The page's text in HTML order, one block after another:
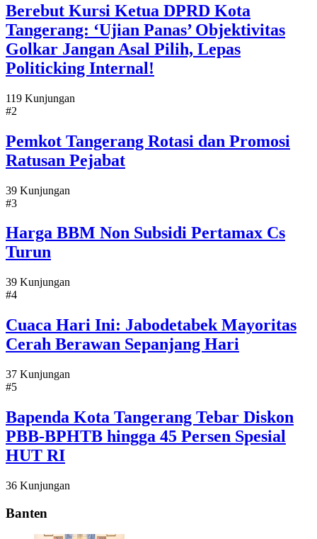
Berebut Kursi Ketua DPRD Kota
Tangerang: ‘Ujian Panas’ Objektivitas
Golkar Jangan Asal Pilih, Lepas
Politicking Internal!
119 Kunjungan
#2
Pemkot Tangerang Rotasi dan Promosi
Ratusan Pejabat
39 Kunjungan
#3
Harga BBM Non Subsidi Pertamax Cs
Turun
39 Kunjungan
#4
Cuaca Hari Ini: Jabodetabek Mayoritas
Cerah Berawan Sepanjang Hari
37 Kunjungan
#5
Bapenda Kota Tangerang Tebar Diskon
PBB-BPHTB hingga 45 Persen Spesial
HUT RI
36 Kunjungan
Banten